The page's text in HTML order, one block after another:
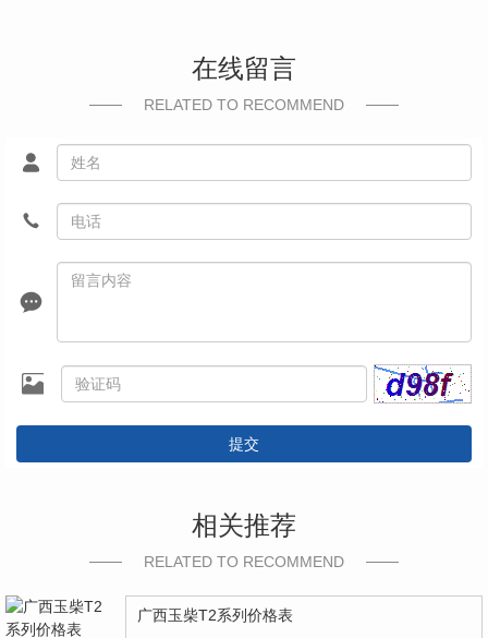
在线留言
RELATED TO RECOMMEND
提交
相关推荐
RELATED TO RECOMMEND
广西玉柴T2系列价格表